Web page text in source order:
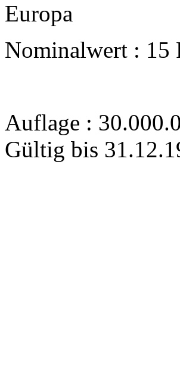
Europa
Nominalwert : 15
Auflage :
Gültig bis